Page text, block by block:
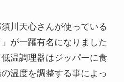
川天心さんが使っている
が一躍有名になりました
温調理器はジッパーに食
温度を調整する事によっ